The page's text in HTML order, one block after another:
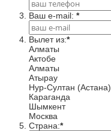
Ваш e-mail: *
Вылет из:*
Алматы
Актобе
Алматы
Атырау
Нур-Султан (Астана)
Караганда
Шымкент
Москва
Cтрана:*